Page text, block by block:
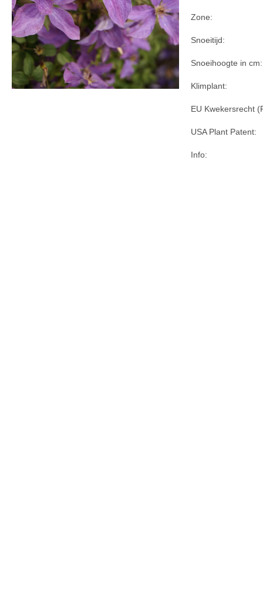
Zone:
Snoeitijd:
Snoeihoogte in cm:
Klimplant:
EU Kwekersrecht
USA Plant Patent:
Info: